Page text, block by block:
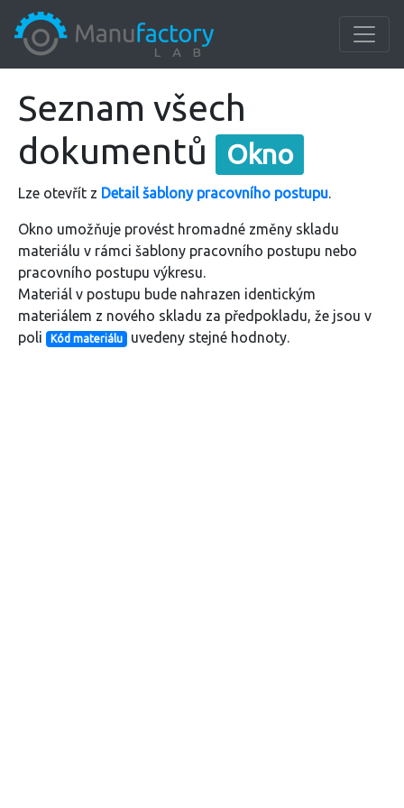
Seznam všech
dokumentů
Okno
Lze otevřít z Detail šablony pracovního postupu
Okno umožňuje provést hromadné změny skladu
materiálu v rámci šablony pracovního postupu nebo
pracovního postupu výkresu.
Materiál v postupu bude nahrazen identickým
materiálem z nového skladu za předpokladu, že jsou v
poli
Kód materiálu uvedeny stejné hodnoty.